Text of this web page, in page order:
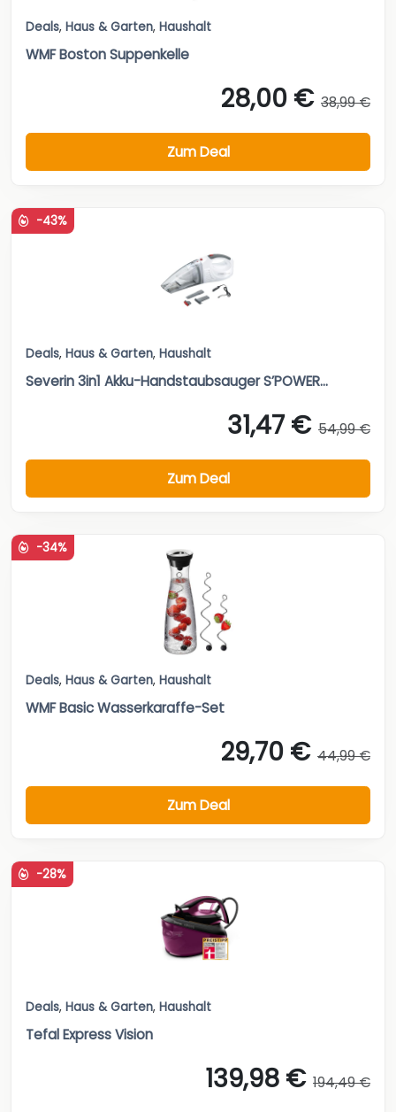
Deals, Haus & Garten, Haushalt
WMF Boston Suppenkelle
28,00 € 38,99 €
Zum Deal
-43%
Deals, Haus & Garten, Haushalt
Severin 3in1 Akku-Handstaubsauger S’POWER...
31,47 € 54,99 €
Zum Deal
-34%
Deals, Haus & Garten, Haushalt
WMF Basic Wasserkaraffe-Set
29,70 € 44,99 €
Zum Deal
-28%
Deals, Haus & Garten, Haushalt
Tefal Express Vision
139,98 € 194,49 €